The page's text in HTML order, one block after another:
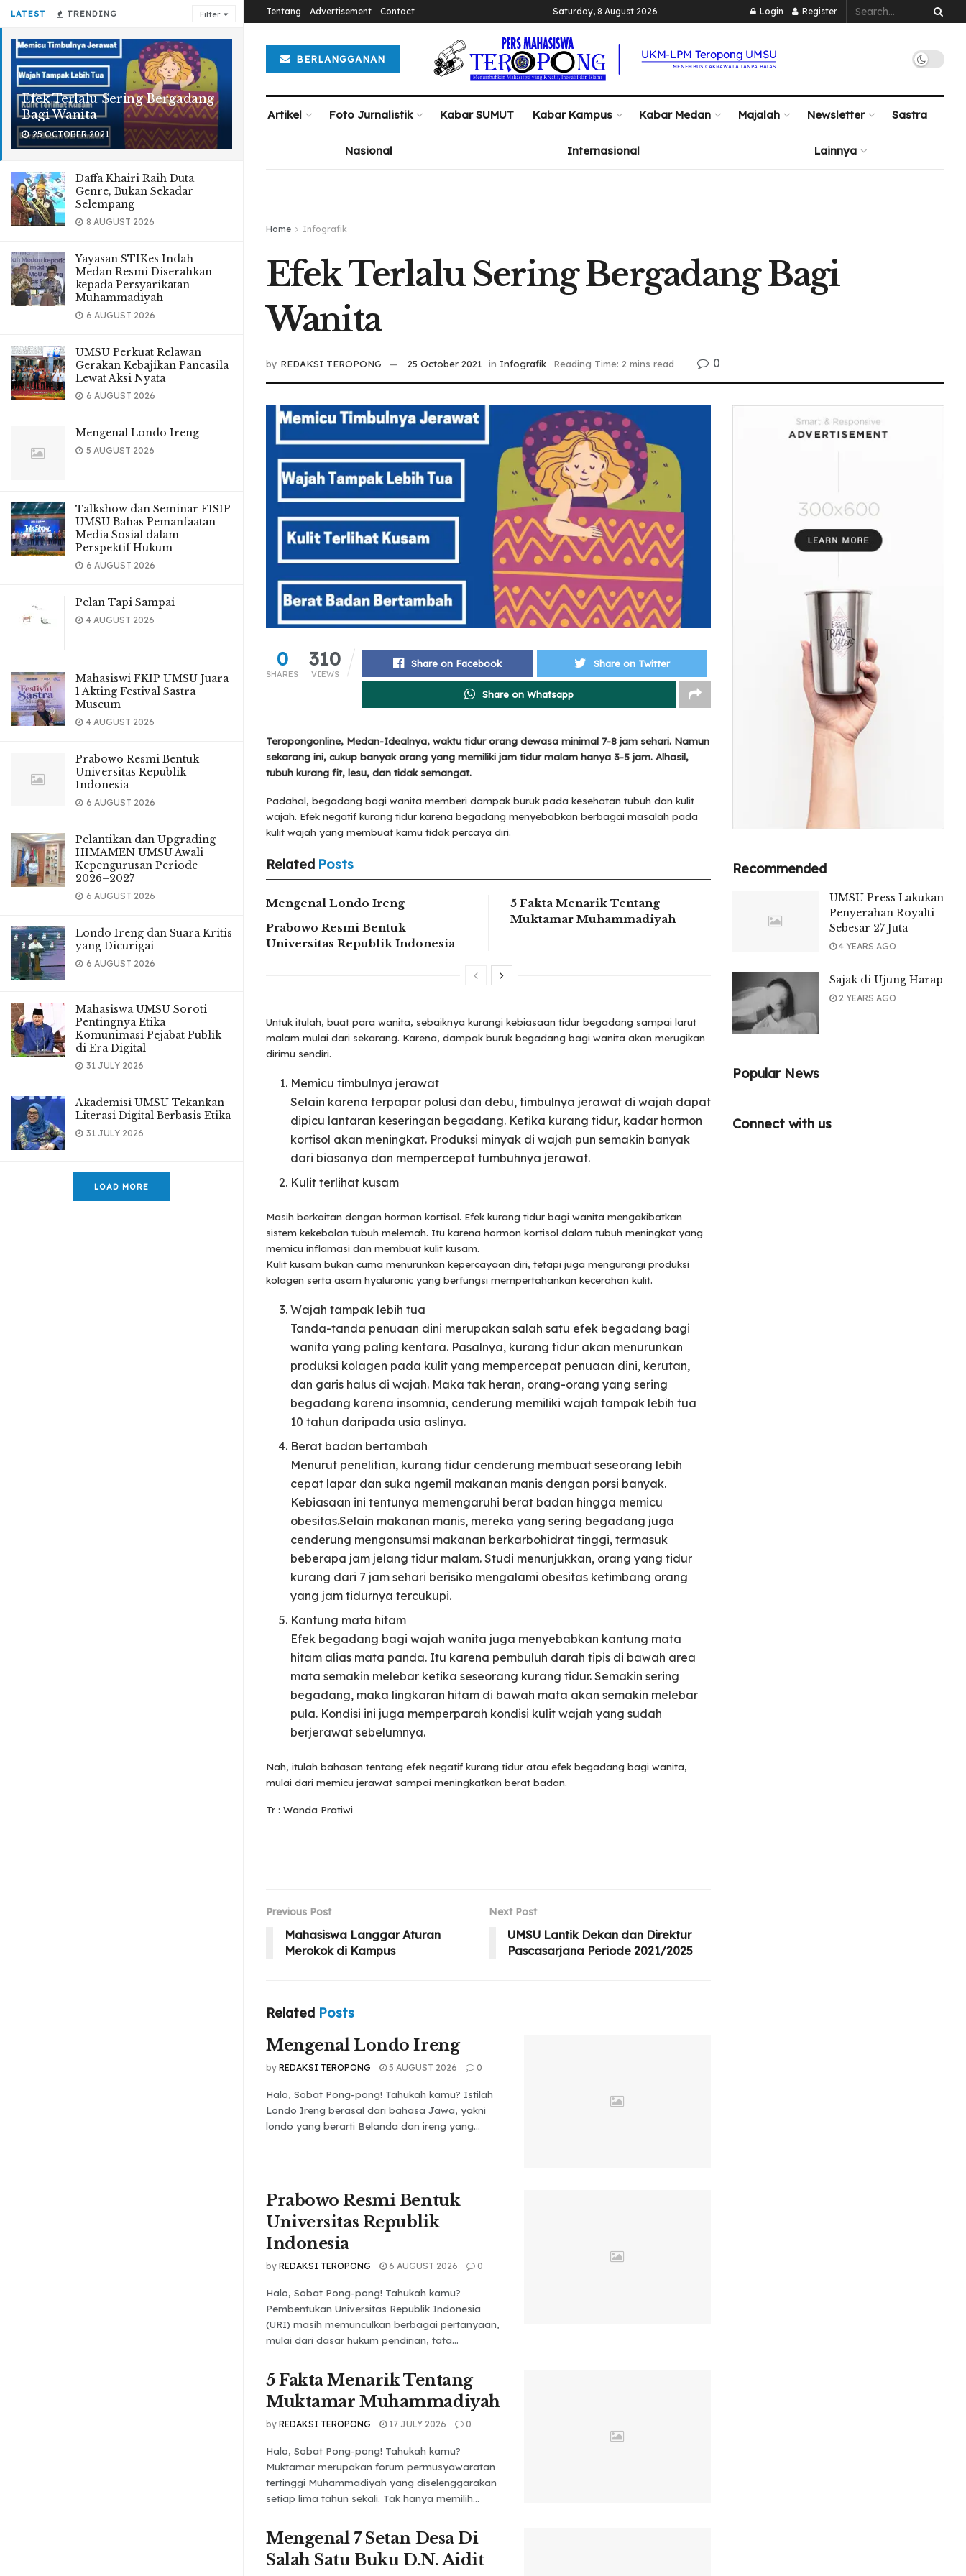
LATEST TRENDING Filter
Efek Terlalu Sering Bergadang
Bagi Wanita
25 OCTOBER 2021
Daffa Khairi Raih Duta
Genre, Bukan Sekadar
Selempang
8 AUGUST 2026
Yayasan STIKes Indah
Medan Resmi Diserahkan
kepada Persyarikatan
Muhammadiyah
6 AUGUST 2026
UMSU Perkuat Relawan
Gerakan Kebajikan Pancasila
Lewat Aksi Nyata
6 AUGUST 2026
Mengenal Londo Ireng
5 AUGUST 2026
Talkshow dan Seminar FISIP
UMSU Bahas Pemanfaatan
Media Sosial dalam
Perspektif Hukum
6 AUGUST 2026
Pelan Tapi Sampai
4 AUGUST 2026
Mahasiswi FKIP UMSU Juara
1 Akting Festival Sastra
Museum
4 AUGUST 2026
Prabowo Resmi Bentuk
Universitas Republik
Indonesia
6 AUGUST 2026
Pelantikan dan Upgrading
HIMAMEN UMSU Awali
Kepengurusan Periode
2026–2027
6 AUGUST 2026
Londo Ireng dan Suara Kritis
yang Dicurigai
6 AUGUST 2026
Mahasiswa UMSU Soroti
Pentingnya Etika
Komunimasi Pejabat Publik
di Era Digital
31 JULY 2026
Akademisi UMSU Tekankan
Literasi Digital Berbasis Etika
31 JULY 2026
LOAD MORE
Tentang Advertisement Contact Saturday, 8 August 2026 Login Register
BERLANGGANAN
Artikel Foto Jurnalistik Kabar SUMUT Kabar Kampus Kabar Medan Majalah Newsletter Sastra
Nasional Internasional Lainnya
Home Infografik
Efek Terlalu Sering Bergadang Bagi
Wanita
by REDAKSI TEROPONG 25 October 2021 in Infografik Reading Time: 2 mins read 0
0
SHARES
310
VIEWS
Share on Facebook Share on Twitter
Share on Whatsapp
Teropongonline, Medan-Idealnya, waktu tidur orang dewasa minimal 7-8 jam sehari. Namun
sekarang ini, cukup banyak orang yang memiliki jam tidur malam hanya 3-5 jam. Alhasil,
tubuh kurang fit, lesu, dan tidak semangat.
Padahal, begadang bagi wanita memberi dampak buruk pada kesehatan tubuh dan kulit
wajah. Efek negatif kurang tidur karena begadang menyebabkan berbagai masalah pada
kulit wajah yang membuat kamu tidak percaya diri.
Related Posts
Mengenal Londo Ireng
Prabowo Resmi Bentuk
Universitas Republik Indonesia
5 Fakta Menarik Tentang
Muktamar Muhammadiyah
Untuk itulah, buat para wanita, sebaiknya kurangi kebiasaan tidur begadang sampai larut
malam mulai dari sekarang. Karena, dampak buruk begadang bagi wanita akan merugikan
dirimu sendiri.
Memicu timbulnya jerawat
Selain karena terpapar polusi dan debu, timbulnya jerawat di wajah dapat
dipicu lantaran keseringan begadang. Ketika kurang tidur, kadar hormon
kortisol akan meningkat. Produksi minyak di wajah pun semakin banyak
dari biasanya dan mempercepat tumbuhnya jerawat.
Kulit terlihat kusam
Masih berkaitan dengan hormon kortisol. Efek kurang tidur bagi wanita mengakibatkan
sistem kekebalan tubuh melemah. Itu karena hormon kortisol dalam tubuh meningkat yang
memicu inflamasi dan membuat kulit kusam.
Kulit kusam bukan cuma menurunkan kepercayaan diri, tetapi juga mengurangi produksi
kolagen serta asam hyaluronic yang berfungsi mempertahankan kecerahan kulit.
Wajah tampak lebih tua
Tanda-tanda penuaan dini merupakan salah satu efek begadang bagi
wanita yang paling kentara. Pasalnya, kurang tidur akan menurunkan
produksi kolagen pada kulit yang mempercepat penuaan dini, kerutan,
dan garis halus di wajah. Maka tak heran, orang-orang yang sering
begadang karena insomnia, cenderung memiliki wajah tampak lebih tua
10 tahun daripada usia aslinya.
Berat badan bertambah
Menurut penelitian, kurang tidur cenderung membuat seseorang lebih
cepat lapar dan suka ngemil makanan manis dengan porsi banyak.
Kebiasaan ini tentunya memengaruhi berat badan hingga memicu
obesitas.Selain makanan manis, mereka yang sering begadang juga
cenderung mengonsumsi makanan berkarbohidrat tinggi, termasuk
beberapa jam jelang tidur malam. Studi menunjukkan, orang yang tidur
kurang dari 7 jam sehari berisiko mengalami obesitas ketimbang orang
yang jam tidurnya tercukupi.
Kantung mata hitam
Efek begadang bagi wajah wanita juga menyebabkan kantung mata
hitam alias mata panda. Itu karena pembuluh darah tipis di bawah area
mata semakin melebar ketika seseorang kurang tidur. Semakin sering
begadang, maka lingkaran hitam di bawah mata akan semakin melebar
pula. Kondisi ini juga memperparah kondisi kulit wajah yang sudah
berjerawat sebelumnya.
Nah, itulah bahasan tentang efek negatif kurang tidur atau efek begadang bagi wanita,
mulai dari memicu jerawat sampai meningkatkan berat badan.
Tr : Wanda Pratiwi
Previous Post
Mahasiswa Langgar Aturan
Merokok di Kampus
Next Post
UMSU Lantik Dekan dan Direktur
Pascasarjana Periode 2021/2025
Related Posts
Mengenal Londo Ireng
by REDAKSI TEROPONG 5 AUGUST 2026 0
Halo, Sobat Pong-pong! Tahukah kamu? Istilah
Londo Ireng berasal dari bahasa Jawa, yakni
londo yang berarti Belanda dan ireng yang...
Prabowo Resmi Bentuk
Universitas Republik
Indonesia
by REDAKSI TEROPONG 6 AUGUST 2026 0
Halo, Sobat Pong-pong! Tahukah kamu?
Pembentukan Universitas Republik Indonesia
(URI) masih memunculkan berbagai pertanyaan,
mulai dari dasar hukum pendirian, tata...
5 Fakta Menarik Tentang
Muktamar Muhammadiyah
by REDAKSI TEROPONG 17 JULY 2026 0
Halo, Sobat Pong-pong! Tahukah kamu?
Muktamar merupakan forum permusyawaratan
tertinggi Muhammadiyah yang diselenggarakan
setiap lima tahun sekali. Tak hanya memilih...
Mengenal 7 Setan Desa Di
Salah Satu Buku D.N. Aidit
Recommended
UMSU Press Lakukan
Penyerahan Royalti
Sebesar 27 Juta
4 YEARS AGO
Sajak di Ujung Harap
2 YEARS AGO
Popular News
Connect with us